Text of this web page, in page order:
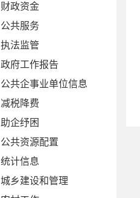
财政资金
公共服务
执法监管
政府工作报告
公共企事业单位信息
减税降费
助企纾困
公共资源配置
统计信息
城乡建设和管理